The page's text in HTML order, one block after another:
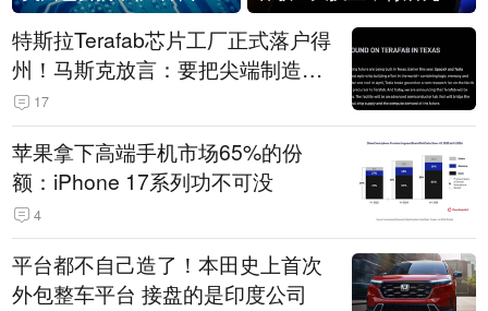
特斯拉Terafab芯片工厂正式落户得
州！马斯克放言：要把尖端制造带
回美国
17
苹果拿下高端手机市场65%的份
额：iPhone 17系列功不可没
4
平台都不自己造了！本田史上首次
外包整车平台 接盘的是印度公司